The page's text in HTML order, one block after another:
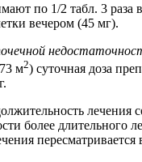
по 1/2 табл. 3 раза
вечером (45 мг).
м2) суточная доза
лечения
более длительного